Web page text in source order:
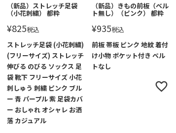
（新品）ストレッチ足袋
（小花刺繍） 都粋
¥825税込
ストレッチ足袋 (小花刺繍)
(フリーサイズ) ストレッチ
伸びる のびる ソックス 足
袋 靴下 フリーサイズ 小花
刺しゅう 刺繍 ピンク ブル
ー 青 パープル 紫 足袋カバ
ー おしゃれ オシャレ お洒
落 カジュアル
（新品）きもの前板（ベル
ト無し）（ピンク） 都粋
¥935税込
前板 帯板 ピンク 地紋 着付
け小物 ポケット付き ベル
トなし